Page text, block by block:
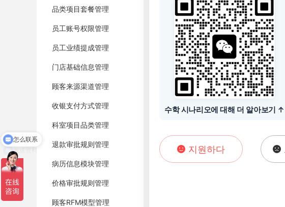
品类项目套餐管理
员工账号权限管理
员工业绩提成管理
门店基础信息管理
顾客来源渠道管理
收银支付方式管理
科室项目品类管理
退款审批规则管理
病历信息模块管理
价格审批规则管理
顾客RFM模型管理
수학 시나리오에 대해 더 알아보기 ↑
지원하다
发送资料